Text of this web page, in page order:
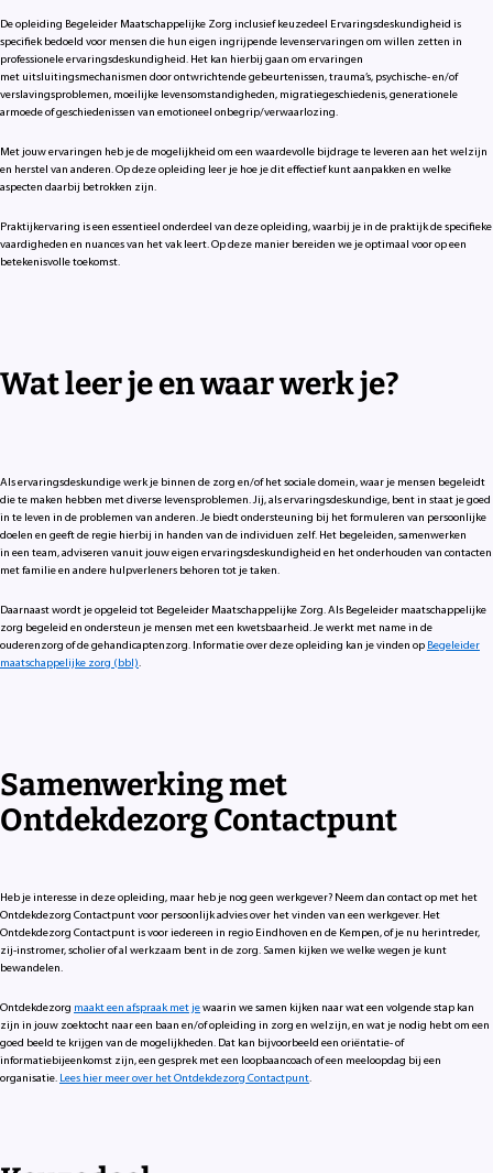
De opleiding Begeleider Maatschappelijke Zorg inclusief keuzedeel Ervaringsdeskundigheid is
specifiek bedoeld voor mensen die hun eigen ingrijpende levenservaringen om willen zetten in
professionele ervaringsdeskundigheid. Het kan hierbij gaan om ervaringen
met uitsluitingsmechanismen door ontwrichtende gebeurtenissen, trauma’s, psychische- en/of
verslavingsproblemen, moeilijke levensomstandigheden, migratiegeschiedenis, generationele
armoede of geschiedenissen van emotioneel onbegrip/verwaarlozing.
Met jouw ervaringen heb je de mogelijkheid om een waardevolle bijdrage te leveren aan het welzijn
en herstel van anderen. Op deze opleiding leer je hoe je dit effectief kunt aanpakken en welke
aspecten daarbij betrokken zijn.
Praktijkervaring is een essentieel onderdeel van deze opleiding, waarbij je in de praktijk de specifieke
vaardigheden en nuances van het vak leert. Op deze manier bereiden we je optimaal voor op een
betekenisvolle toekomst.
Wat leer je en waar werk je?
Als ervaringsdeskundige werk je binnen de zorg en/of het sociale domein, waar je mensen begeleidt
die te maken hebben met diverse levensproblemen. Jij, als ervaringsdeskundige, bent in staat je goed
in te leven in de problemen van anderen. Je biedt ondersteuning bij het formuleren van persoonlijke
doelen en geeft de regie hierbij in handen van de individuen zelf. Het begeleiden, samenwerken
in een team, adviseren vanuit jouw eigen ervaringsdeskundigheid en het onderhouden van contacten
met familie en andere hulpverleners behoren tot je taken.
Daarnaast wordt je opgeleid tot Begeleider Maatschappelijke Zorg. Als Begeleider maatschappelijke
zorg begeleid en ondersteun je mensen met een kwetsbaarheid. Je werkt met name in de
ouderenzorg of de gehandicaptenzorg. Informatie over deze opleiding kan je vinden op Begeleider
maatschappelijke zorg (bbl).
Samenwerking met
Ontdekdezorg Contactpunt
Heb je interesse in deze opleiding, maar heb je nog geen werkgever? Neem dan contact op met het
Ontdekdezorg Contactpunt voor persoonlijk advies over het vinden van een werkgever. Het
Ontdekdezorg Contactpunt is voor iedereen in regio Eindhoven en de Kempen, of je nu herintreder,
zij-instromer, scholier of al werkzaam bent in de zorg. Samen kijken we welke wegen je kunt
bewandelen.
Ontdekdezorg maakt een afspraak met jewaarin we samen kijken naar wat een volgende stap kan
zijn in jouw zoektocht naar een baan en/of opleiding in zorg en welzijn, en wat je nodig hebt om een
goed beeld te krijgen van de mogelijkheden. Dat kan bijvoorbeeld een oriëntatie- of
informatiebijeenkomst zijn, een gesprek met een loopbaancoach of een meeloopdag bij een
organisatie. Lees hier meer over het Ontdekdezorg Contactpunt.